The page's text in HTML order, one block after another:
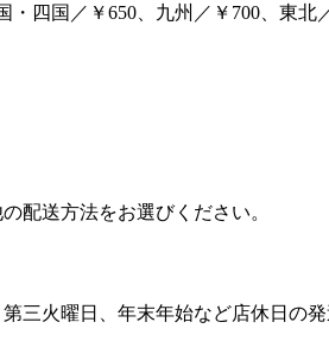
四国／￥650、九州／￥700、東北
配送方法をお選びください。
三火曜日、年末年始など店休日